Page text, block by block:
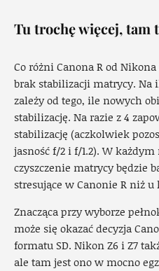
Tu trochę więcej, tam
Co różni Canona R od
brak stabilizacji matrycy. Na
zależy od tego, ile nowych
stabilizację. Na razie z 4
stabilizację (aczkolwiek
jasność f/2 i f/1.2). W
czyszczenie matrycy będzie
stresujące w Canonie R niż
Znacząca przy wyborze
może się okazać decyzja
formatu SD. Nikon Z6 i Z7
ale tam jest ono w mocno